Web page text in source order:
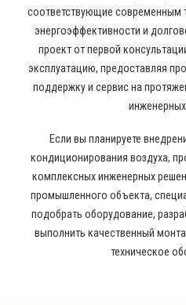
соответствующие современным
энергоэффективности и
проект от первой
эксплуатацию, предоставляя
поддержку и сервис на
инженерных
Если вы планируете
кондиционирования воздуха,
комплексных инженерных
промышленного объекта,
подобрать оборудование,
выполнить качественный
техническое